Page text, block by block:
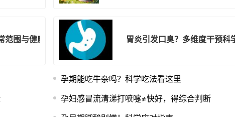
围与健康指南 胃炎引发口臭？多维度干预科
孕期能吃牛杂吗？科学吃法看这里
孕妇感冒流清涕打喷嚏≠快好，得综合判断